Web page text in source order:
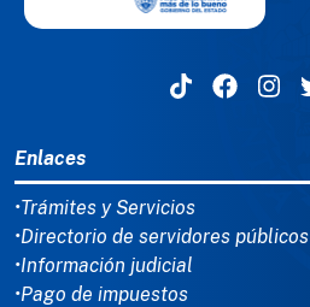
Enlaces
•Trámites y Servicios
•Directorio de servidores públicos
•Información judicial
•Pago de impuestos